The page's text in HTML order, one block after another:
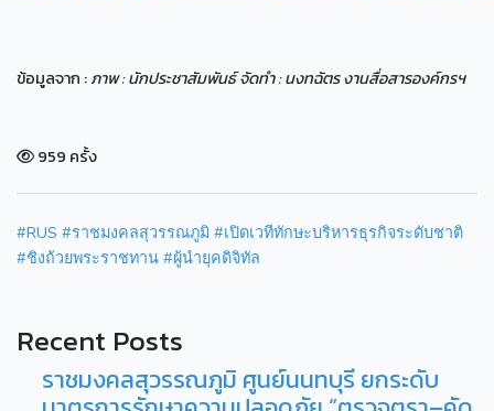
ข้อมูลจาก :ภาพ : นักประชาสัมพันธ์ จัดทำ : นงทฉัตร งานสื่อสารองค์กรฯ
959 ครั้ง
#RUS #ราชมงคลสุวรรณภูมิ #เปิดเวทีทักษะบริหารธุรกิจระดับชาติ
#ชิงถ้วยพระราชทาน #ผู้นำยุคดิจิทัล
Recent Posts
ราชมงคลสุวรรณภูมิ ศูนย์นนทบุรี ยกระดับ